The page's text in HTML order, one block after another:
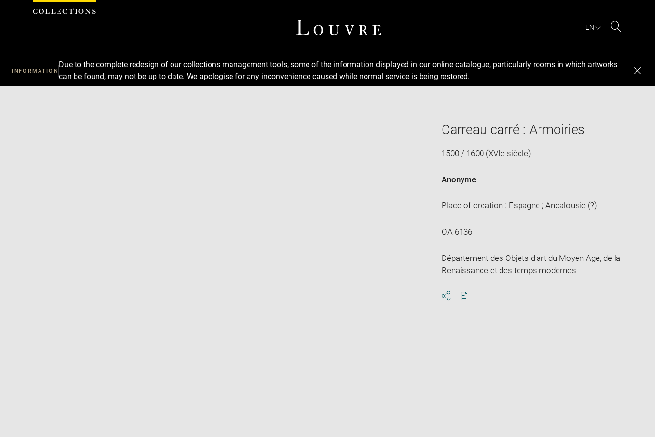
EN
INFORMATION
Due to the complete redesign of our collections management tools, some of the information displayed in our online catalogue, particularly rooms in which artworks
can be found, may not be up to date. We apologise for any inconvenience caused while normal service is being restored.
Carreau carré : Armoiries
1500 / 1600 (XVIe siècle)
Anonyme
Place of creation : Espagne ; Andalousie (?)
OA 6136
Département des Objets d'art du Moyen Age, de la
Renaissance et des temps modernes
Cookies management panel